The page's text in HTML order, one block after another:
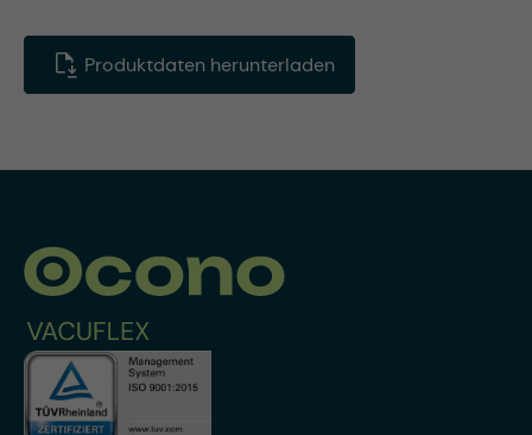
Produktdaten herunterladen